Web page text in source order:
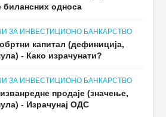
билансних односа
ЗА ИНВЕСТИЦИОНО БАНКАРСТВО
капитал (дефиниција,
- Како израчунати?
ЗА ИНВЕСТИЦИОНО БАНКАРСТВО
продаје (значење,
- Израчунај ОДС